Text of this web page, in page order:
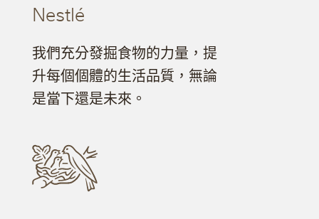
Nestlé
我們充分發掘食物的力量，提
升每個個體的生活品質，無論
是當下還是未來。